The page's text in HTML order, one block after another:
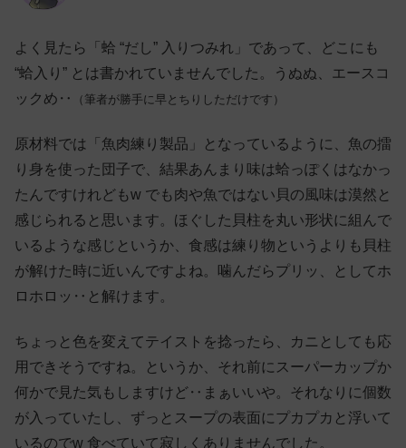
よく見たら「蛤 “だし” 入りつみれ」であって、どこにも
“蛤入り” とは書かれていませんでした。うぬぬ、エースコ
ックめ‥
（筆者が勝手に早とちりしただけです）
原材料では「魚肉練り製品」となっているように、魚の擂
り身を使った団子で、結果あんまり味は蛤っぽくはなかっ
たんですけれどもw でも肉や魚ではない貝の風味は漠然と
感じられると思います。ほぐした貝柱を丸い形状に組んで
いるような感じというか、食感は練り物というよりも貝柱
が解けた時に近いんですよね。噛んだらプリッ、としてホ
ロホロッ‥と解けます。
ちょっと色を変えてテイストを捻ったら、カニとしても応
用できそうですね。というか、それ前にスーパーカップか
何かで見た気もしますけど‥まぁいいや。それなりに個数
が入っていたし、ずっとスープの表面にプカプカと浮いて
いるのでw 食べていて寂しくありませんでした。